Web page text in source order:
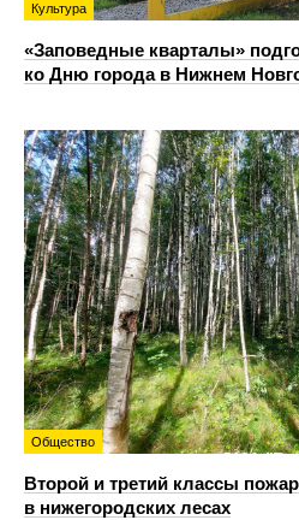
Культура
«Заповедные кварталы»
ко Дню города в Нижнем
Общество
Второй и третий классы
в нижегородских лесах